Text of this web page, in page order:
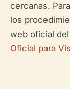
cercanas.
los
web oficial
Oficial para